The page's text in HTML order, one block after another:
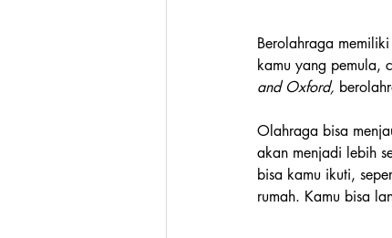
Berolahraga
kamu yang pemula,
and Oxford,
Olahraga bisa
akan menjadi lebih
bisa kamu ikuti,
rumah. Kamu bisa